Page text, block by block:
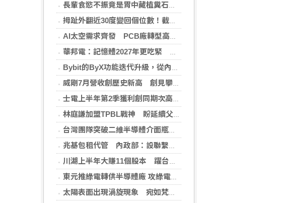
長輩食慾不振竟是胃中藏植糞石？醫用「可樂」化解危機
拇趾外翻近30度變回個位數！截骨矯正助重返登山活動
AI太空需求齊發 PCB廠轉型高階產品迎收成
華邦電：記憶體2027年更吃緊 啟動高雄廠模組B擴建計畫
Bybit的ByX功能迭代升級，從內容平台全面進化為社交交易樞紐，新增多項特色功能
威剛7月營收創歷史新高 創見攀同期高點
士電上半年第2季獲利創同期次高 看好AIDC拉貨需求
林庭謙加盟TPBL戰神 盼延續父親籃球精神回饋台灣
台灣團隊突破二維半導體介面瓶頸 成果登國際頂尖期刊
兆基包租代管 內政部：設聯繫諮詢窗口統一受理
川湖上半年大賺11個股本 躍台股史上第3檔萬元股
東元推綠電轉供半導體廠 攻綠電交易
太陽表面出現渦旋現象 宛如梵谷畫作星夜漩渦